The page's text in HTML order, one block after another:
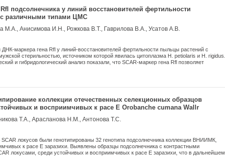
подсолнечника у линий восстановителей фертильности
различными типами ЦМС
М.А., Анисимова И.Н., Рожкова В.Т., Гаврилова В.А., Усатов А.В.
маркера гена Rfl у линий-восстановителей фертильности пыльцы растений с
стерильностью, источником которой явилась цитоплазма H. petiolaris и H. rigidus.
и гибридологический анализ показали, что SCAR-маркер гена Rfl позволяет
H. petiolaris. Однако наличие этого маркера в генотипе восстановителя не всегда
коллекции отечественных селекционных образцов
и восприимчивых к расе Е Orobanche cumana Wallr
Т.А., Арасланова Н.М., Антонова Т.С.
локусов были генотипированы 32 генотипа подсолнечника коллекции ВНИИМК,
к расе Е заразихи. Выявлены образцы подсолнечника с контрастными
локусами, среди устойчивых и восприимчивых к расе Е заразихи, что в дальнейшем